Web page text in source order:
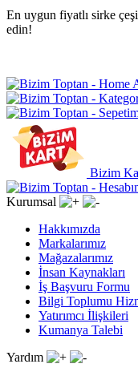
En uygun fiyatlı sirke
edin!
Bizim
Kurumsal
Hakkımızda
Markalarımız
Mağazalarımız
İnsan Kaynakları
İş Başvuru Formu
Bilgi Toplumu
Yatırımcı İlişkileri
Kumanya Talebi
Yardım